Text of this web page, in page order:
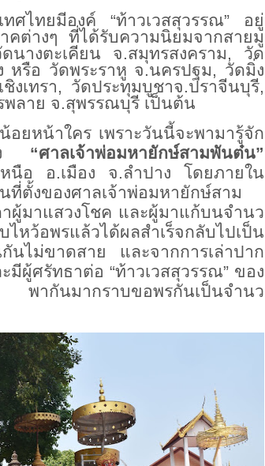
ทศไทยมีองค์ “ท้าวเวสสุวรรณ” อยู่
ต่างๆ ที่ได้รับความนิยมจากสายมู
างตะเคียน จ.สมุทรสงคราม, วัด
รือ วัดพระราหู จ.นครปฐม, วัดมิ่ง
งเทรา, วัดประทุม​บูชา​ จ.ปราจีนบุรี,
พลาย จ.สุพรรณบุรี เป็นต้น
อยหน้าใคร เพราะวันนี้จะพามารู้จัก
ง “ศาลเจ้าพ่อมหายักษ์สามพันต๋น”
นือ อ.เมือง จ.ลําปาง โดยภายใน
ที่ตั้งของศาลเจ้าพ่อมหายักษ์สาม
ผู้มาแสวงโชค และผู้มาแก้บนจํานว
หว้อพรแล้วได้ผลสำเร็จกลับไปเป็น
ไม่ขาดสาย และจากการเล่าปาก
มีผู้ศรัทธาต่อ “ท้าวเวสสุวรรณ” ของ
พากันมากราบขอพรกันเป็นจํานว